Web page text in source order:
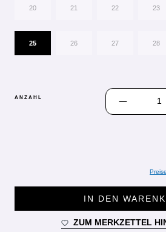
20 21 22 23
25 26 27 28
ANZAHL
PRODUKT
IN DEN
ZUM MERKZETTEL